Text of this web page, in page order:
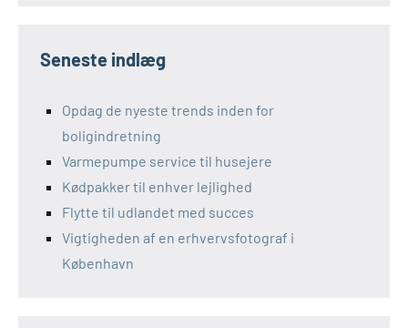
Seneste indlæg
Opdag de nyeste trends inden for
boligindretning
Varmepumpe service til husejere
Kødpakker til enhver lejlighed
Flytte til udlandet med succes
Vigtigheden af en erhvervsfotograf i
København